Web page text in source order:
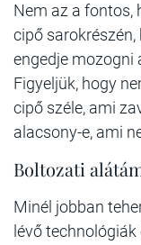
Nem az a fontos,
cipő
engedje mozogni
Figyeljük, hogy
cipő széle, ami
alacsony-e, ami
Boltozati
Minél jobban
lévő